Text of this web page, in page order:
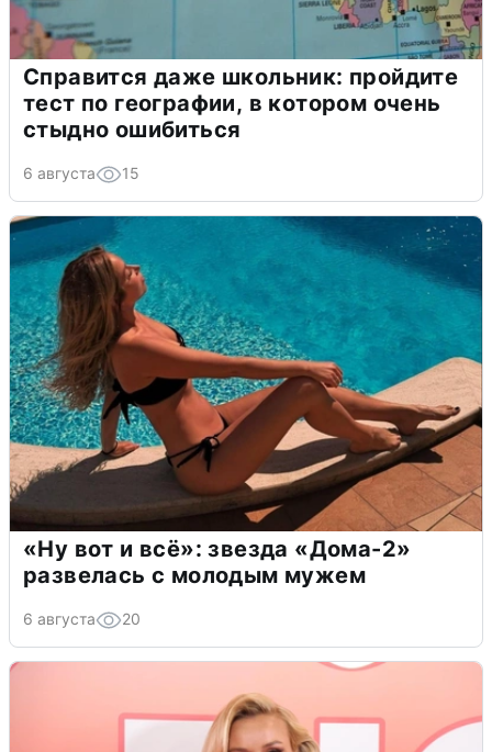
Справится даже школьник: пройдите
тест по географии, в котором очень
стыдно ошибиться
6 августа 15
«Ну вот и всё»: звезда «Дома-2»
развелась с молодым мужем
6 августа 20